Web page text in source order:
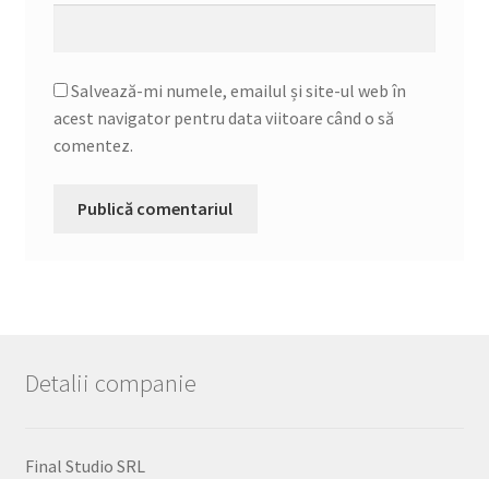
Salvează-mi numele, emailul și site-ul web în
acest navigator pentru data viitoare când o să
comentez.
Detalii companie
Final Studio SRL